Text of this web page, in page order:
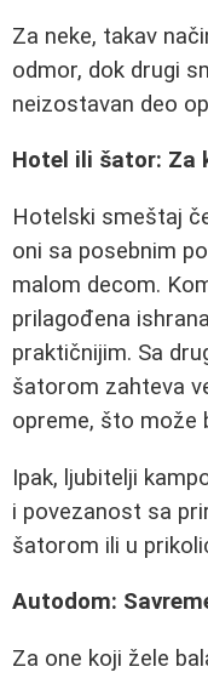
Za neke, takav
odmor, dok drugi
neizostavan deo
Hotel ili šator: Za
Hotelski smeštaj
oni sa posebnim
malom decom.
prilagođena
praktičnijim. Sa
šatorom zahteva
opreme, što može
Ipak, ljubitelji
i povezanost sa
šatorom ili u
Autodom:
Za one koji žele